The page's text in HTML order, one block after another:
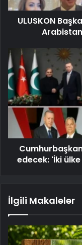
ULUSKON
edecek: 'İki
İlgili Makaleler